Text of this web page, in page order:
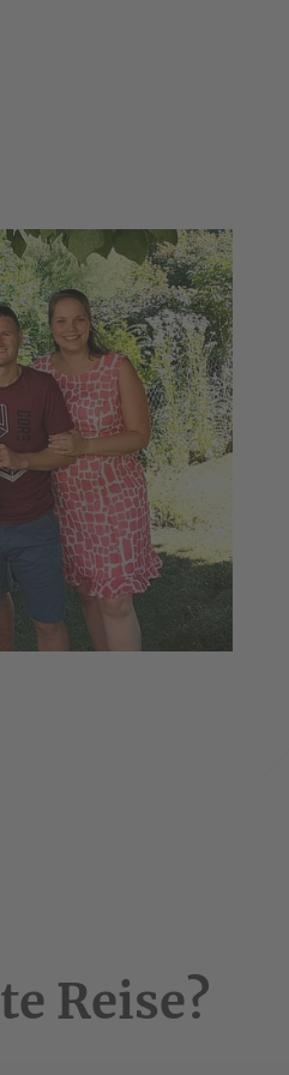
Reise?